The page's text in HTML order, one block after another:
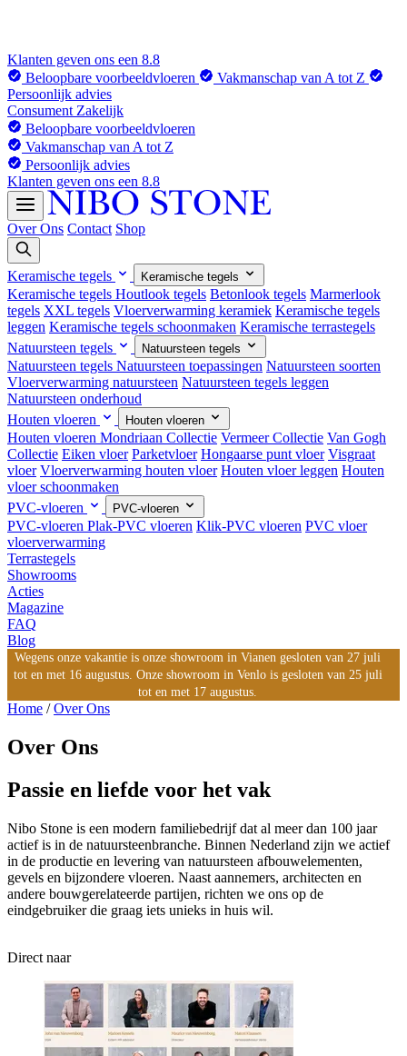
Klanten geven ons een 8.8
Beloopbare voorbeeldvloeren
Vakmanschap van A tot Z
Persoonlijk advies
Consument Zakelijk
Beloopbare voorbeeldvloeren
Vakmanschap van A tot Z
Persoonlijk advies
Klanten geven ons een 8.8
Over Ons Contact Shop
Keramische tegels Keramische tegels
Keramische tegels Houtlook tegels Betonlook tegels Marmerlook
tegels XXL tegels Vloerverwarming keramiek Keramische tegels
leggen Keramische tegels schoonmaken Keramische terrastegels
Natuursteen tegels
Natuursteen tegels
Natuursteen tegels Natuursteen toepassingen Natuursteen soorten
Vloerverwarming natuursteen Natuursteen tegels leggen
Natuursteen onderhoud
Houten vloeren
Houten vloeren
Houten vloeren Mondriaan Collectie Vermeer Collectie Van Gogh
Collectie Eiken vloer Parketvloer Hongaarse punt vloer Visgraat
vloer Vloerverwarming houten vloer Houten vloer leggen Houten
vloer schoonmaken
PVC-vloeren
PVC-vloeren
PVC-vloeren Plak-PVC vloeren Klik-PVC vloeren PVC vloer
vloerverwarming
Terrastegels
Showrooms
Acties
Magazine
FAQ
Blog
Wegens onze vakantie is onze showroom in Vianen gesloten van 27 juli
tot en met 16 augustus. Onze showroom in Venlo is gesloten van 25 juli
tot en met 17 augustus.
Home /Over Ons
Over Ons
Passie en liefde voor het vak
Nibo Stone is een modern familiebedrijf dat al meer dan 100 jaar
actief is in de natuursteenbranche. Binnen Nederland zijn we actief
in de productie en levering van natuursteen afbouwelementen,
gevels en bijzondere vloeren. Naast aannemers, architecten en
andere bouwgerelateerde partijen, richten we ons op de
eindgebruiker die graag iets unieks in huis wil.
Direct naar